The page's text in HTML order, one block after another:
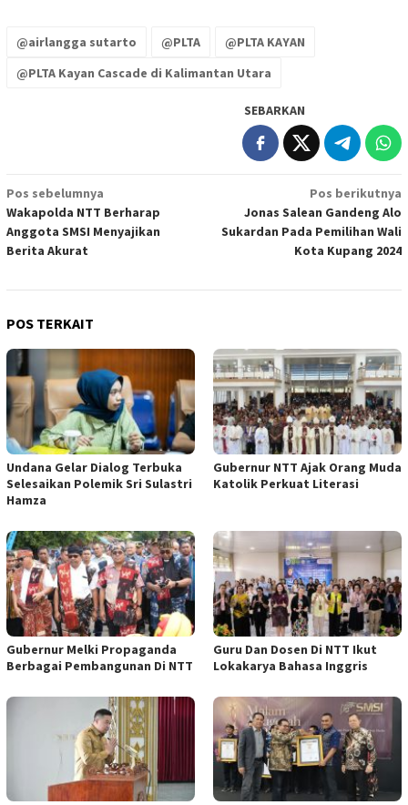
@airlangga sutarto @PLTA
@PLTA KAYAN
@PLTA Kayan Cascade di Kalimantan Utara
SEBARKAN
Navigasi
pos
Pos sebelumnya
Wakapolda NTT Berharap
Anggota SMSI Menyajikan
Berita Akurat
Pos berikutnya
Jonas Salean Gandeng Alo
Sukardan Pada Pemilihan Wali
Kota Kupang 2024
POS TERKAIT
Undana Gelar Dialog Terbuka
Selesaikan Polemik Sri Sulastri
Hamza
Gubernur NTT Ajak Orang Muda
Katolik Perkuat Literasi
Gubernur Melki Propaganda
Berbagai Pembangunan Di NTT
Guru Dan Dosen Di NTT Ikut
Lokakarya Bahasa Inggris